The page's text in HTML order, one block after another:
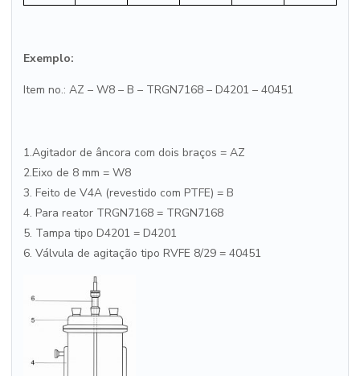
Exemplo:
Item no.: AZ – W8 – B – TRGN7168 – D4201 – 40451
1.Agitador de âncora com dois braços = AZ
2.Eixo de 8 mm = W8
3. Feito de V4A (revestido com PTFE) = B
4. Para reator TRGN7168 = TRGN7168
5. Tampa tipo D4201 = D4201
6. Válvula de agitação tipo RVFE 8/29 = 40451